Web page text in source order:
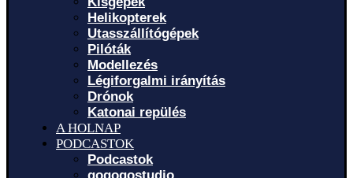
Helikopterek
Utasszállítógépek
Pilóták
Modellezés
Légiforgalmi irányítás
Drónok
Katonai repülés
A HOLNAP
PODCASTOK
Podcastok